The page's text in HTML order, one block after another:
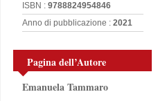
ISBN : 9788824954846
Anno di pubblicazione : 2021
Pagina dell’Autore
Emanuela Tammaro